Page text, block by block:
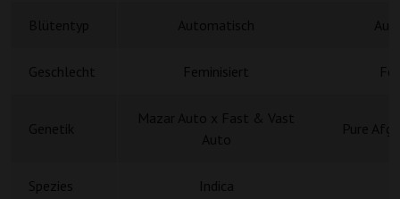
Geschlecht Feminisiert
Spezies Indica